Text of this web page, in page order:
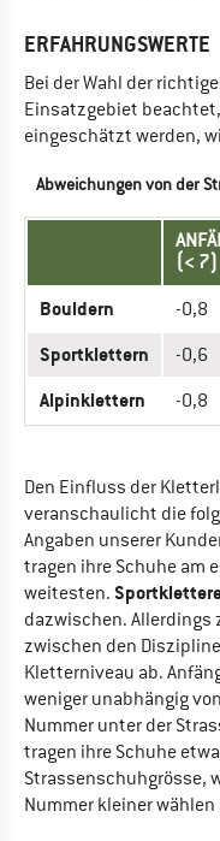
ERFAHRUNGSWERTE
Bei der Wahl der
Einsatzgebiet
eingeschätzt werden,
Abweichungen von der
(< 7)
Bouldern -0,8
Sportklettern -0,6
Alpinklettern -0,8
Den Einfluss der
veranschaulicht die
Angaben unserer
tragen ihre Schuhe am
weitesten.
dazwischen.
zwischen den
Kletterniveau ab.
weniger unabhängig
Nummer unter der
tragen ihre Schuhe
Strassenschuhgrösse,
Nummer kleiner